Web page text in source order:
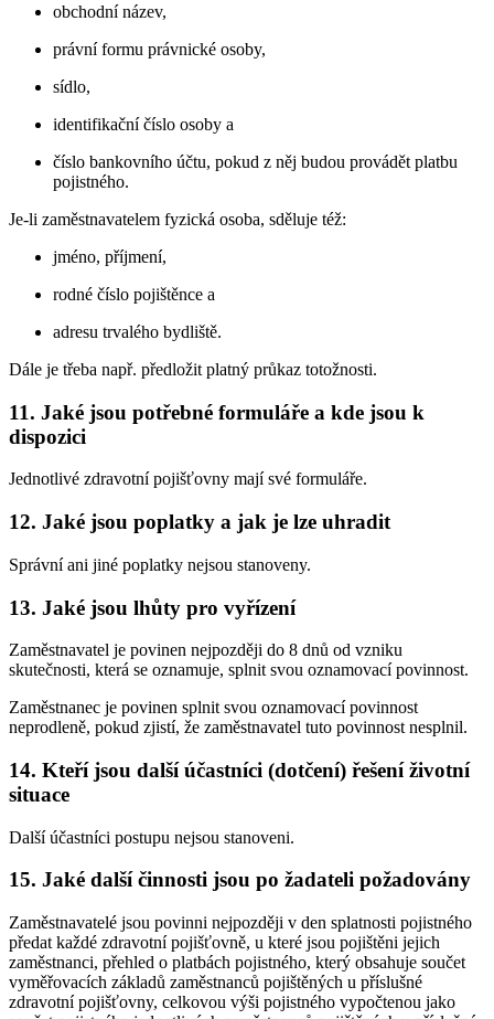
obchodní název,
právní formu právnické osoby,
sídlo,
identifikační číslo osoby a
číslo bankovního účtu, pokud z něj budou provádět platbu
pojistného.
Je-li zaměstnavatelem fyzická osoba, sděluje též:
jméno, příjmení,
rodné číslo pojištěnce a
adresu trvalého bydliště.
Dále je třeba např. předložit platný průkaz totožnosti.
11. Jaké jsou potřebné formuláře a kde jsou k
dispozici
Jednotlivé zdravotní pojišťovny mají své formuláře.
12. Jaké jsou poplatky a jak je lze uhradit
Správní ani jiné poplatky nejsou stanoveny.
13. Jaké jsou lhůty pro vyřízení
Zaměstnavatel je povinen nejpozději do 8 dnů od vzniku
skutečnosti, která se oznamuje, splnit svou oznamovací povinnost.
Zaměstnanec je povinen splnit svou oznamovací povinnost
neprodleně, pokud zjistí, že zaměstnavatel tuto povinnost nesplnil.
14. Kteří jsou další účastníci (dotčení) řešení životní
situace
Další účastníci postupu nejsou stanoveni.
15. Jaké další činnosti jsou po žadateli požadovány
Zaměstnavatelé jsou povinni nejpozději v den splatnosti pojistného
předat každé zdravotní pojišťovně, u které jsou pojištěni jejich
zaměstnanci, přehled o platbách pojistného, který obsahuje součet
vyměřovacích základů zaměstnanců pojištěných u příslušné
zdravotní pojišťovny, celkovou výši pojistného vypočtenou jako